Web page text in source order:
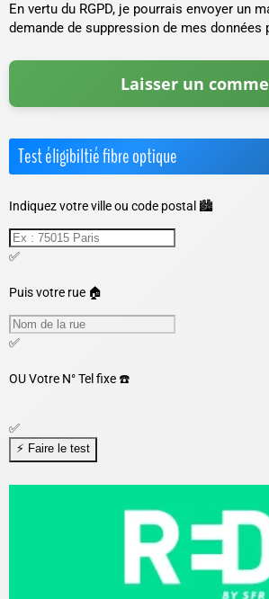
En vertu du RGPD, je pourrais envoyer un
demande de suppression de mes données
Test éligibiltié fibre optique
Indiquez votre ville ou code postal 🏙️
✅
Puis votre rue 🏠
✅
OUVotre N° Tel fixe ☎️
✅